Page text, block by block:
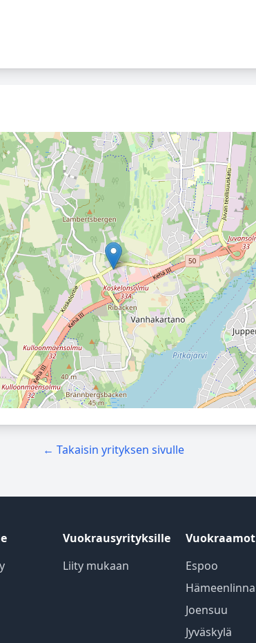
← Takaisin yrityksen sivulle
Vuokrausyrityksille
Liity mukaan
Vuokraamot
Espoo
Hämeenlinna
Joensuu
Jyväskylä